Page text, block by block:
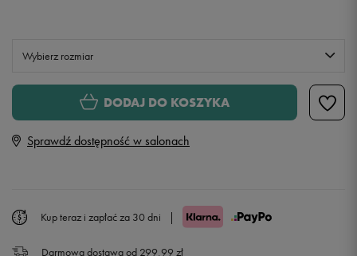
Wybierz rozmiar
L/XL
DODAJ DO KOSZYKA
Sprawdź dostępność w salonach
Kup teraz i zapłać za 30 dni |
Darmowa dostawa od 299,99 zł